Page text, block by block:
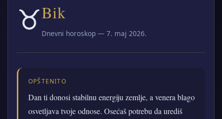
♉Bik
Dnevni horoskop — 7. maj 2026.
OPŠTENITO
Dan ti donosi stabilnu energiju zemlje, a venera blago
osvetljava tvoje odnose. Osećaš potrebu da urediš